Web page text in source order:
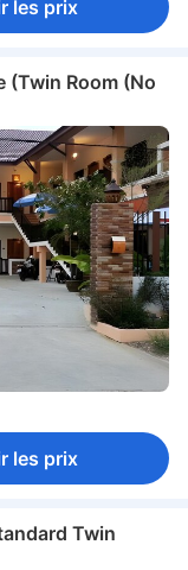
les prix
(Twin Room (No
les prix
Twin